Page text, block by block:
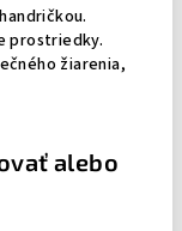
prostriedky.
žiarenia,
alebo